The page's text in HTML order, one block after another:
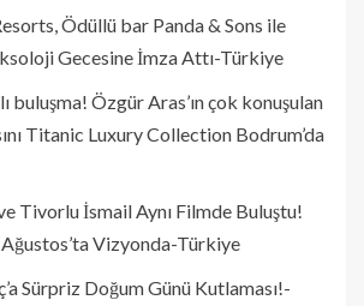
Ödüllü bar Panda & Sons ile
Gecesine İmza Attı-Türkiye
buluşma! Özgür Aras’ın çok konuşulan
Titanic Luxury Collection Bodrum’da
Tivorlu İsmail Aynı Filmde Buluştu!
Ağustos’ta Vizyonda-Türkiye
Sürpriz Doğum Günü Kutlaması!-